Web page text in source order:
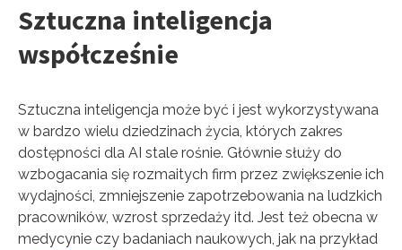
Sztuczna inteligencja
współcześnie
Sztuczna inteligencja może być i jest wykorzystywana
w bardzo wielu dziedzinach życia, których zakres
dostępności dla AI stale rośnie. Głównie służy do
wzbogacania się rozmaitych firm przez zwiększenie ich
wydajności, zmniejszenie zapotrzebowania na ludzkich
pracowników, wzrost sprzedaży itd. Jest też obecna w
medycynie czy badaniach naukowych, jak na przykład